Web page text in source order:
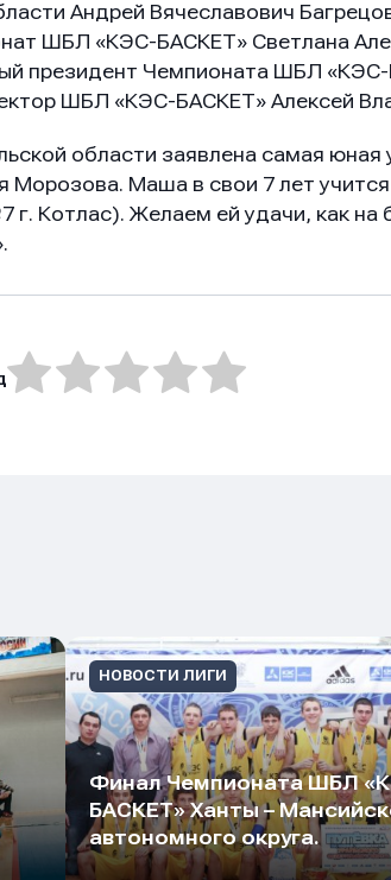
Андрей Вячеславович
ШБЛ «КЭС-БАСКЕТ» Светлана
президент Чемпионата ШБЛ
ШБЛ «КЭС-БАСКЕТ» Алексей
области заявлена самая
Маша в свои 7 лет
Котлас). Желаем ей удачи, как на
НОВОСТИ ЛИГИ
Финал Чемпионата ШБЛ
БАСКЕТ» Ханты –
автономного округа.